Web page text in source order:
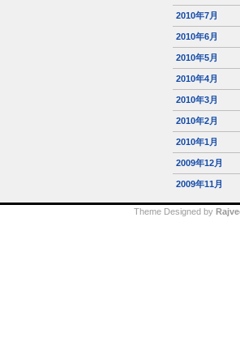
2010年7月
2010年6月
2010年5月
2010年4月
2010年3月
2010年2月
2010年1月
2009年12月
2009年11月
Theme Designed by